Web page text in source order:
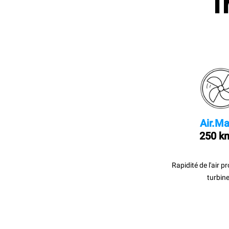
250
Rapidité de l'air